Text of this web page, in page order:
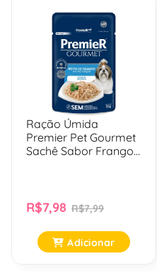
Ração Úmida
Premier Pet Gourmet
Sachê Sabor Frango
R$7,98 R$7,99
Adicionar